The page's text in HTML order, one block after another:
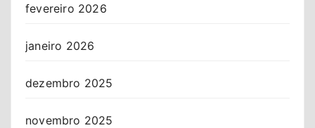
fevereiro 2026
janeiro 2026
dezembro 2025
novembro 2025